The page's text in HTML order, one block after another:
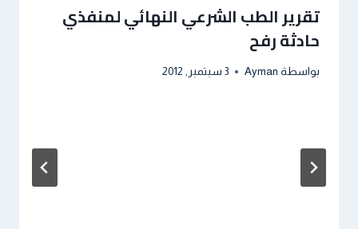
تقرير الطب الشرعي النهائي لمنفذي
حادثة رفح
بواسطة Ayman 3 سبتمبر, 2012